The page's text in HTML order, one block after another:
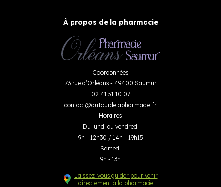
À propos de la pharmacie
Coordonnées
73 rue d’Orléans - 49400 Saumur
02 41 51 10 07
contact@autourdelapharmacie.fr
Horaires
Du lundi au vendredi
9h - 12h30 / 14h - 19h15
Samedi
9h - 13h
Laissez-vous guider pour venir
directement à la pharmacie